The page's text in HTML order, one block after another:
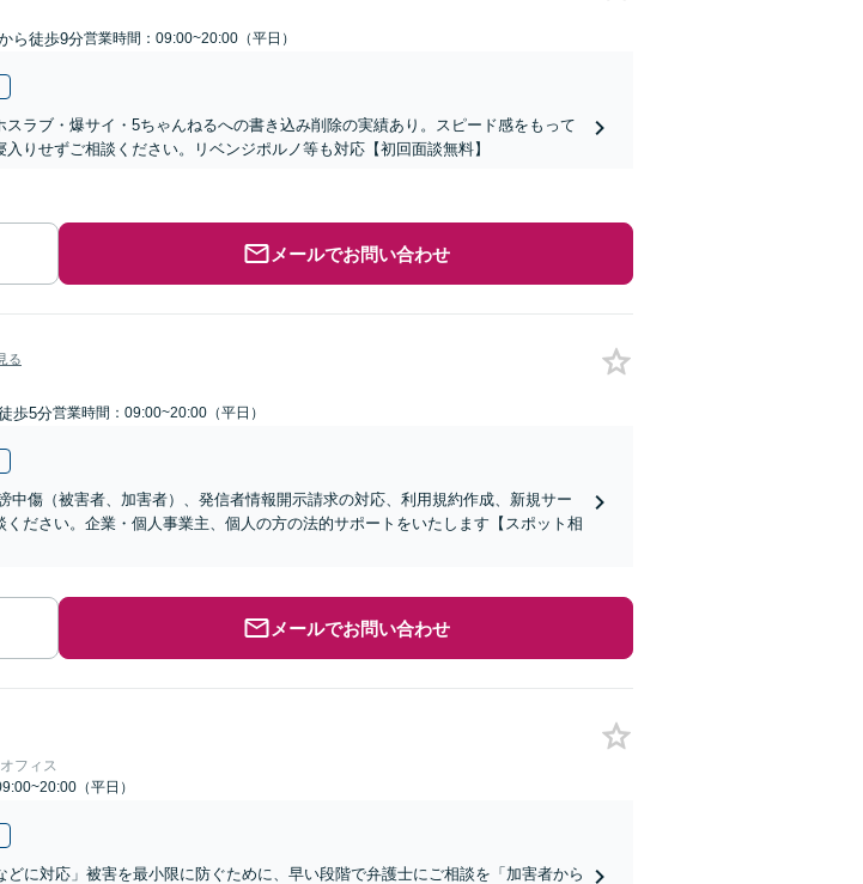
ら徒歩9分営業時間：09:00~20:00（平日）
スラブ・爆サイ・5ちゃんねるへの書き込み削除の実績あり。スピード感をもって
りせずご相談ください。リベンジポルノ等も対応【初回面談無料】
メールでお問い合わせ
る
歩5分営業時間：09:00~20:00（平日）
中傷（被害者、加害者）、発信者情報開示請求の対応、利用規約作成、新規サー
ださい。企業・個人事業主、個人の方の法的サポートをいたします【スポット相
メールでお問い合わせ
フィス
（平日）
どに対応」被害を最小限に防ぐために、早い段階で弁護士にご相談を「加害者から